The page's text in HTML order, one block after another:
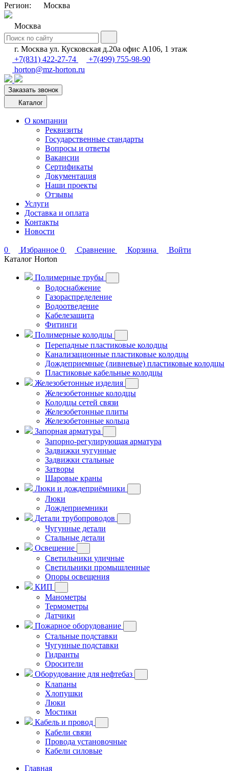
Регион:
Москва
Москва
г. Москва ул. Кусковская д.20а офис А106, 1 этаж
+7(831) 422-27-74
+7(499) 755-98-90
horton@mz-horton.ru
Заказать звонок
Каталог
О компании
Реквизиты
Государственные стандарты
Вопросы и ответы
Вакансии
Сертификаты
Документация
Наши проекты
Отзывы
Услуги
Доставка и оплата
Контакты
Новости
0 Избранное 0 Сравнение Корзина
Войти
Каталог Horton
Полимерные трубы
Водоснабжение
Газораспределение
Водоотведение
Кабелезащита
Фитинги
Полимерные колодцы
Перепадные пластиковые колодцы
Канализационные пластиковые колодцы
Дождеприемные (ливневые) пластиковые колодцы
Пластиковые кабельные колодцы
Железобетонные изделия
Железобетонные колодцы
Колодцы сетей связи
Железобетонные плиты
Железобетонные кольца
Запорная арматура
Запорно-регулирующая арматура
Задвижки чугунные
Задвижки стальные
Затворы
Шаровые краны
Люки и дождеприёмники
Люки
Дождеприемники
Детали трубопроводов
Чугунные детали
Стальные детали
Освещение
Светильники уличные
Светильники промышленные
Опоры освещения
КИП
Манометры
Термометры
Датчики
Пожарное оборудование
Стальные подставки
Чугунные подставки
Гидранты
Оросители
Оборудование для нефтебаз
Клапаны
Хлопушки
Люки
Мостики
Кабель и провод
Кабели связи
Провода установочные
Кабели силовые
Главная